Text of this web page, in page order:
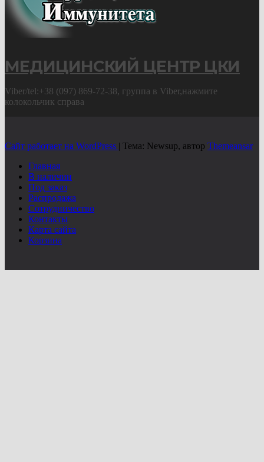
МЕДИЦИНСКИЙ ЦЕНТР ЦКИ
Viber/tel:+38 (097) 869-72-38, группа в Viber,нажмите
колокольчик справа
Сайт работает на WordPress | Тема: Newsup, автор Themeansar
Главная
В наличии
Под заказ
Распродажа
Сотрудничество
Контакты
Карта сайта
Корзина